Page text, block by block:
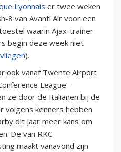
Lyonnais er twee weken
8 van Avanti Air voor een
waarin Ajax-trainer
begin deze week niet
).
ook vanaf Twente Airport
League-
ze door de Italianen bij de
volgens kenners hebben
dit jaar meer kans om
De van RKC
maakt vanavond zijn